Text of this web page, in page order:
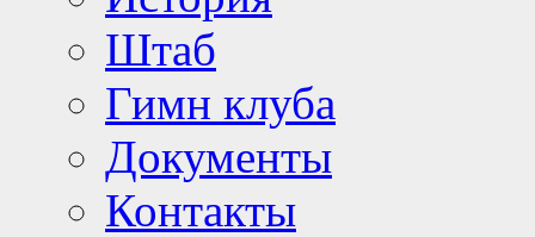
Штаб
Гимн клуба
Документы
Контакты